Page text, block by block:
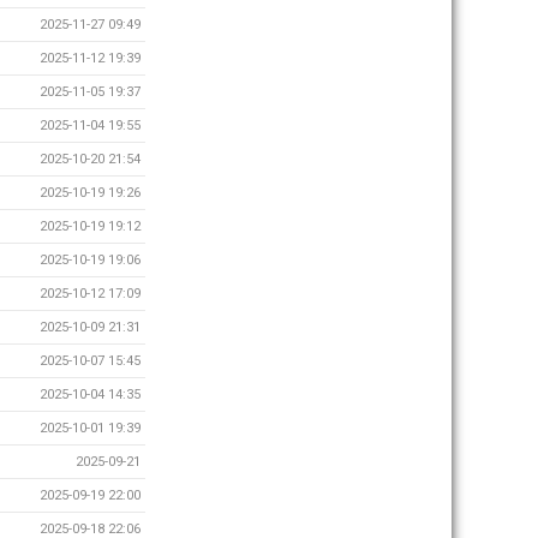
2025-11-27 09:49
2025-11-12 19:39
2025-11-05 19:37
2025-11-04 19:55
2025-10-20 21:54
2025-10-19 19:26
2025-10-19 19:12
2025-10-19 19:06
2025-10-12 17:09
2025-10-09 21:31
2025-10-07 15:45
2025-10-04 14:35
2025-10-01 19:39
2025-09-21
2025-09-19 22:00
2025-09-18 22:06